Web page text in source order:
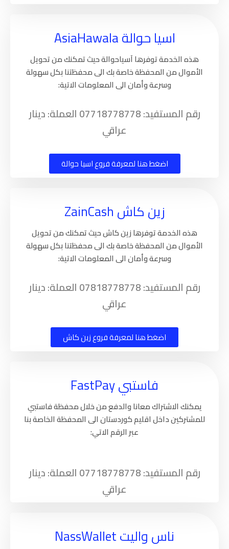
اسيا حوالة AsiaHawala
هذه الخدمة توفرها آسياحوالة حيث تمكنك من تحويل
الأموال من المحفظة خاصة بك الى محفظتنا بكل سهولة
وسرعة وأمان الى المعلومات الاتية:
رقم المستفيد: 07718778778 العملة: دينار
عراقي
اضغط هنا لمعرفة فروع اسيا حوالة
زين كاش ZainCash
هذه الخدمة توفرها زين كاش حيث تمكنك من تحويل
الأموال من المحفظة خاصة بك الى محفظتنا بكل سهولة
وسرعة وأمان الى المعلومات الاتية:
رقم المستفيد: 07818778778 العملة: دينار
عراقي
اضغط هنا لمعرفة فروع زين كاش
فاستبي FastPay
يمكنك الاشتراك معانا والدفع من خلال محفظة فاستبي
للمشتركين داخل اقليم كوردستان ​الى المحفظة الخاصة بنا
عبر الرقم الاتي:
رقم المستفيد: 07718778778 العملة: دينار
عراقي
ناس واليت NassWallet